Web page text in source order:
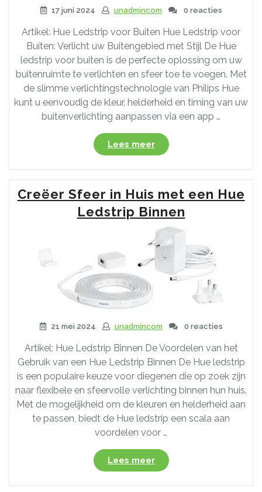
17 juni 2024 unadmincom 0 reacties
Artikel: Hue Ledstrip voor Buiten Hue Ledstrip voor
Buiten: Verlicht uw Buitengebied met Stijl De Hue
ledstrip voor buiten is de perfecte oplossing om uw
buitenruimte te verlichten en sfeer toe te voegen. Met
de slimme verlichtingstechnologie van Philips Hue
kunt u eenvoudig de kleur, helderheid en timing van uw
buitenverlichting aanpassen via een app …
Lees meer“Ontdek
de
Veelzijdige
Hue
Ledstrip
voor
Buiten:
Sfeervolle
Verlichting
voor
uw
Buitengebied”
Creëer Sfeer in Huis met een Hue
Ledstrip Binnen
21 mei 2024 unadmincom 0 reacties
Artikel: Hue Ledstrip Binnen De Voordelen van het
Gebruik van een Hue Ledstrip Binnen De Hue ledstrip
is een populaire keuze voor diegenen die op zoek zijn
naar flexibele en sfeervolle verlichting binnen hun huis.
Met de mogelijkheid om de kleuren en helderheid aan
te passen, biedt de Hue ledstrip een scala aan
voordelen voor …
Lees meer“Creëer
Sfeer
in